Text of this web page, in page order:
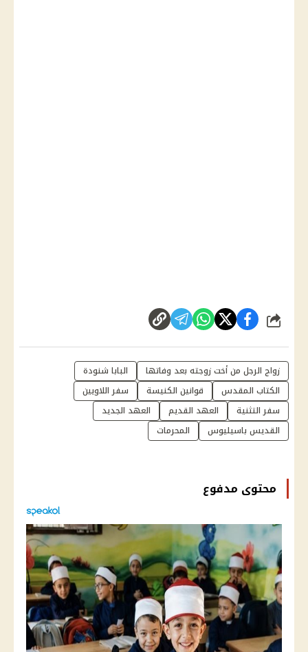
شارك
زواج الرجل من أخت زوجته بعد وفاتها
البابا شنودة
الكتاب المقدس
قوانين الكنيسة
سفر اللاويين
سفر التثنية
العهد القديم
العهد الجديد
القديس باسيليوس
المحرمات
محتوى مدفوع